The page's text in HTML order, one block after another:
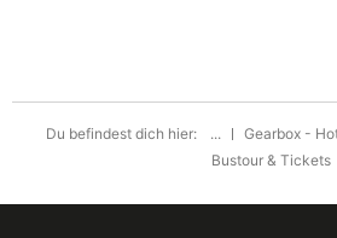
Du befindest dich hier: ...
Gearbox -
Bustour & Tickets